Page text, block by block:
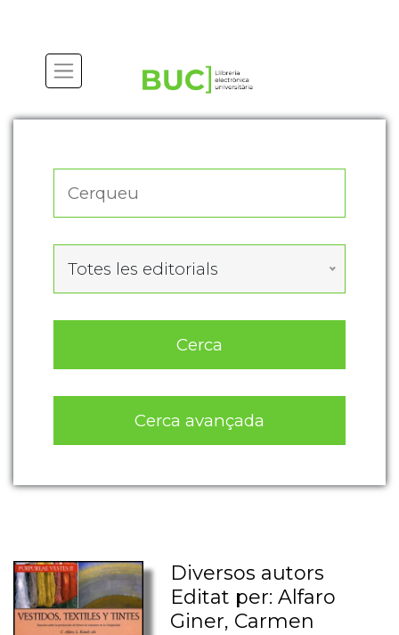
Totes les editorials
Cerca
Cerca avançada
Diversos autors
Editat per: Alfaro
Giner, Carmen